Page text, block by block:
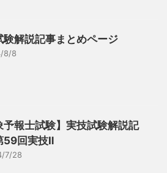
験解説記事まとめページ
8/8
予報士試験】実技試験解説記
59回実技Ⅱ
7/28